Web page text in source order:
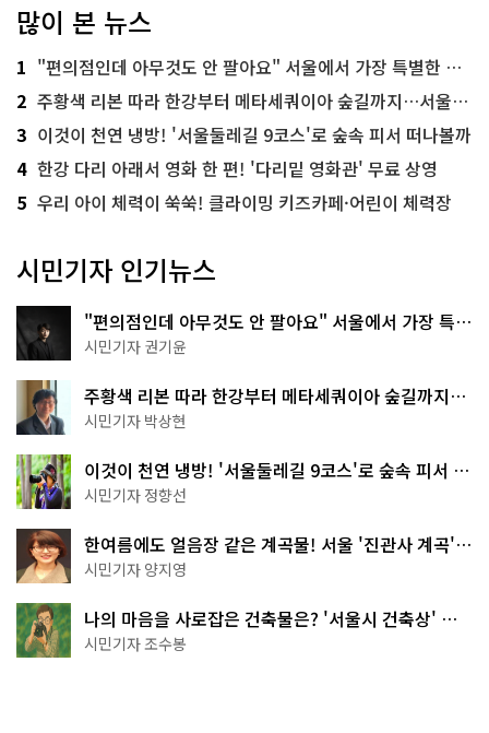
많이 본 뉴스
1 "편의점인데 아무것도 안 팔아요" 서울에서 가장 특별한 편의점의 정체
2 주황색 리본 따라 한강부터 메타세쿼이아 숲길까지…서울둘레길 15코스
3 이것이 천연 냉방! '서울둘레길 9코스'로 숲속 피서 떠나볼까
4 한강 다리 아래서 영화 한 편! '다리밑 영화관' 무료 상영
5 우리 아이 체력이 쑥쑥! 클라이밍 키즈카페·어린이 체력장
시민기자 인기뉴스
"편의점인데 아무것도 안 팔아요" 서울에서 가장 특별
한 편의점의 정체
시민기자 권기윤
주황색 리본 따라 한강부터 메타세쿼이아 숲길까지…
서울둘레길 15코스
시민기자 박상현
이것이 천연 냉방! '서울둘레길 9코스'로 숲속 피서 떠
나볼까
시민기자 정향선
한여름에도 얼음장 같은 계곡물! 서울 '진관사 계곡'이
천국이네~
시민기자 양지영
나의 마음을 사로잡은 건축물은? '서울시 건축상' 수
상작 공개!
시민기자 조수봉